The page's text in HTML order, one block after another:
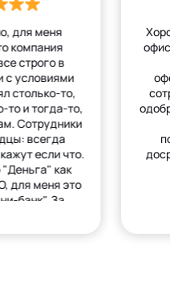
для меня
компания
строго в
с условиями
столько-то,
то и тогда-то,
Сотрудники
всегда
если что.
как
для меня это
банк". За